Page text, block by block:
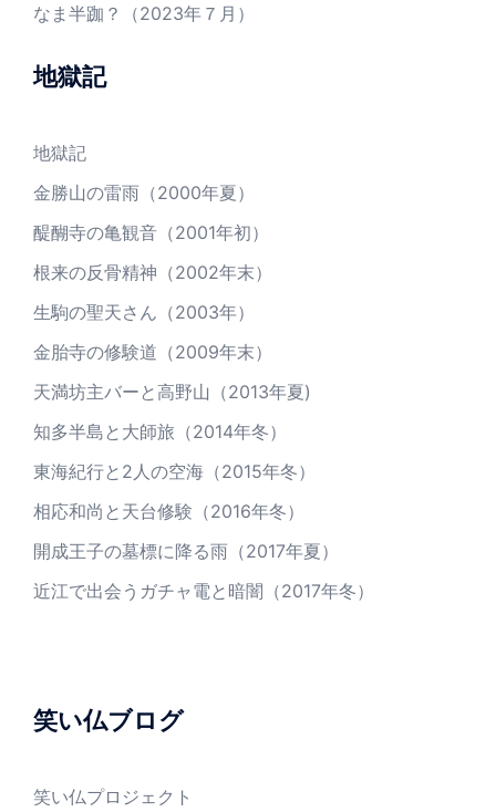
なま半跏？（2023年７月）
地獄記
地獄記
金勝山の雷雨（2000年夏）
醍醐寺の亀観音（2001年初）
根来の反骨精神（2002年末）
生駒の聖天さん（2003年）
金胎寺の修験道（2009年末）
天満坊主バーと高野山（2013年夏)
知多半島と大師旅（2014年冬）
東海紀行と2人の空海（2015年冬）
相応和尚と天台修験（2016年冬）
開成王子の墓標に降る雨（2017年夏）
近江で出会うガチャ電と暗闇（2017年冬）
笑い仏ブログ
笑い仏プロジェクト